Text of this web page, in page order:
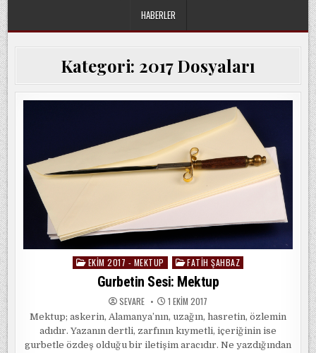
HABERLER
Kategori: 2017 Dosyaları
Posted
EKIM 2017 - MEKTUP FATIH ŞAHBAZ
Gurbetin Sesi: Mektup
SEVARE 1 EKIM 2017
Mektup; askerin, Alamanya’nın, uzağın, hasretin, özlemin
adıdır. Yazanın dertli, zarfının kıymetli, içeriğinin ise
gurbetle özdeş olduğu bir iletişim aracıdır. Ne yazdığından